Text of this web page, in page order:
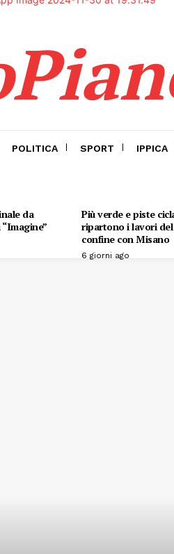
POLITICA SPORT IPPICA
da
Più verde e piste
ripartono i lavori
confine con Misano
6 giorni ago